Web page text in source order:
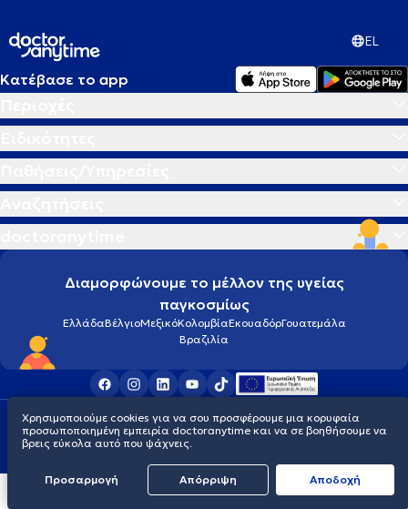
EL
Κατέβασε το app
Διαμορφώνουμε το μέλλον της υγείας
παγκοσμίως
ΕλλάδαΒέλγιοΜεξικόΚολομβίαΕκουαδόρΓουατεμάλα
Βραζιλία
Οροι χρήσηςCookiesΠολιτική προστασίας προσωπικού απορρήτου
© 2026 doctoranytime
Χρησιμοποιούμε cookies για να σου προσφέρουμε μια κορυφαία
προσωποποιημένη εμπειρία doctoranytime και να σε βοηθήσουμε να
βρεις εύκολα αυτό που ψάχνεις.
Προσαρμογή Απόρριψη Aποδοχή